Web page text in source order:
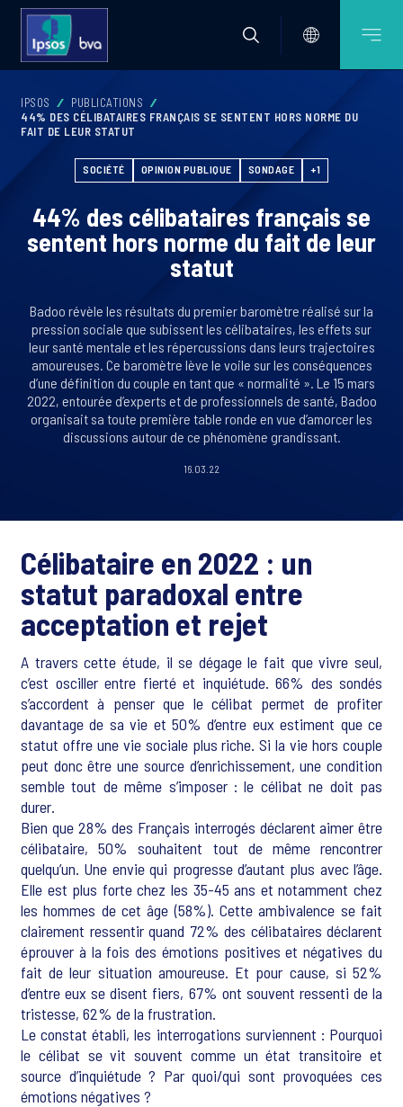
IPSOS
PUBLICATIONS
44% DES CÉLIBATAIRES FRANÇAIS SE SENTENT HORS NORME DU
FAIT DE LEUR STATUT
SOCIÉTÉ OPINION PUBLIQUE SONDAGE +1
44% des célibataires français se
sentent hors norme du fait de leur
statut
Badoo révèle les résultats du premier baromètre réalisé sur la
pression sociale que subissent les célibataires, les effets sur
leur santé mentale et les répercussions dans leurs trajectoires
amoureuses. Ce baromètre lève le voile sur les conséquences
d’une définition du couple en tant que « normalité ». Le 15 mars
2022, entourée d’experts et de professionnels de santé, Badoo
organisait sa toute première table ronde en vue d’amorcer les
discussions autour de ce phénomène grandissant.
16.03.22
Célibataire en 2022 : un
statut paradoxal entre
acceptation et rejet
A travers cette étude, il se dégage le fait que vivre seul,
c’est osciller entre fierté et inquiétude. 66% des sondés
s’accordent à penser que le célibat permet de profiter
davantage de sa vie et 50% d’entre eux estiment que ce
statut offre une vie sociale plus riche. Si la vie hors couple
peut donc être une source d’enrichissement, une condition
semble tout de même s’imposer : le célibat ne doit pas
durer.
Bien que 28% des Français interrogés déclarent aimer être
célibataire, 50% souhaitent tout de même rencontrer
quelqu’un. Une envie qui progresse d’autant plus avec l’âge.
Elle est plus forte chez les 35-45 ans et notamment chez
les hommes de cet âge (58%). Cette ambivalence se fait
clairement ressentir quand 72% des célibataires déclarent
éprouver à la fois des émotions positives et négatives du
fait de leur situation amoureuse. Et pour cause, si 52%
d’entre eux se disent fiers, 67% ont souvent ressenti de la
tristesse, 62% de la frustration.
Le constat établi, les interrogations surviennent : Pourquoi
le célibat se vit souvent comme un état transitoire et
source d’inquiétude ? Par quoi/qui sont provoquées ces
émotions négatives ?